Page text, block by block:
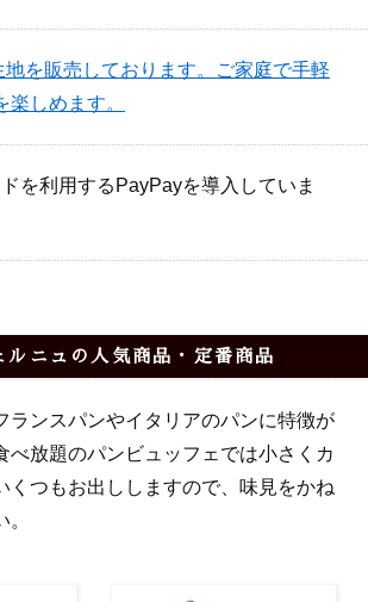
地を販売しております。ご家庭で手軽
しめます。
を利用するPayPayを導入していま
ルニュの人気商品・定番商品
ランスパンやイタリアのパンに特徴が
べ放題のパンビュッフェでは小さくカ
くつもお出ししますので、味見をかね